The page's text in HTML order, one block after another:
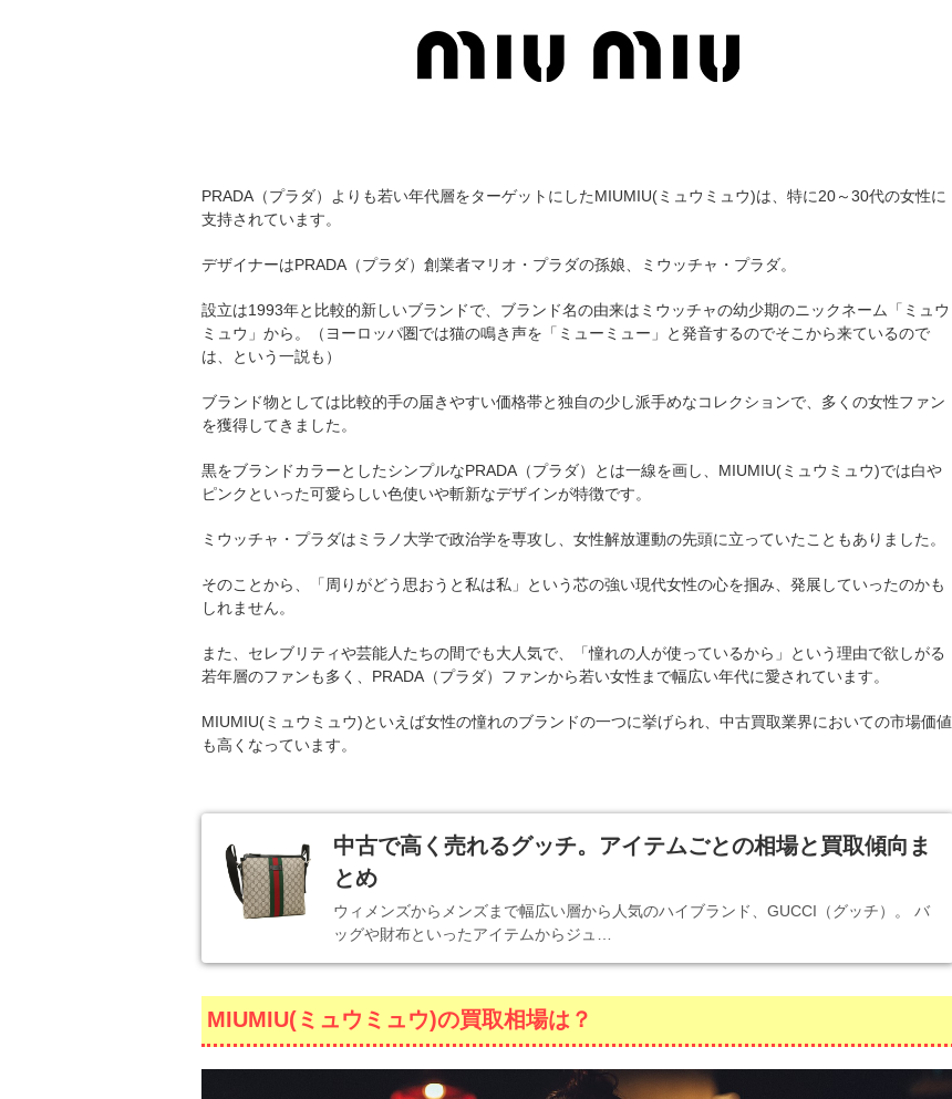
PRADA（プラダ）よりも若い年代層をターゲットにしたMIUMIU(ミュウミュウ)は、特に20～30代の女性に
支持されています。
デザイナーはPRADA（プラダ）創業者マリオ・プラダの孫娘、ミウッチャ・プラダ。
設立は1993年と比較的新しいブランドで、ブランド名の由来はミウッチャの幼少期のニックネーム「ミュウ
ミュウ」から。（ヨーロッパ圏では猫の鳴き声を「ミューミュー」と発音するのでそこから来ているので
は、という一説も）
ブランド物としては比較的手の届きやすい価格帯と独自の少し派手めなコレクションで、多くの女性ファン
を獲得してきました。
黒をブランドカラーとしたシンプルなPRADA（プラダ）とは一線を画し、MIUMIU(ミュウミュウ)では白や
ピンクといった可愛らしい色使いや斬新なデザインが特徴です。
ミウッチャ・プラダはミラノ大学で政治学を専攻し、女性解放運動の先頭に立っていたこともありました。
そのことから、「周りがどう思おうと私は私」という芯の強い現代女性の心を掴み、発展していったのかも
しれません。
また、セレブリティや芸能人たちの間でも大人気で、「憧れの人が使っているから」という理由で欲しがる
若年層のファンも多く、PRADA（プラダ）ファンから若い女性まで幅広い年代に愛されています。
MIUMIU(ミュウミュウ)といえば女性の憧れのブランドの一つに挙げられ、中古買取業界においての市場価値
も高くなっています。
中古で高く売れるグッチ。アイテムごとの相場と買取傾向ま
とめ
ウィメンズからメンズまで幅広い層から人気のハイブランド、GUCCI（グッチ）。 バ
ッグや財布といったアイテムからジュ…
MIUMIU(ミュウミュウ)の買取相場は？